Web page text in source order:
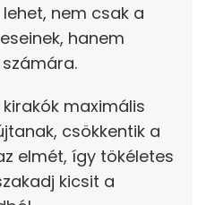
lehet, nem csak a
hanem
maximális
csökkentik a
elmét, így tökéletes
kicsit a